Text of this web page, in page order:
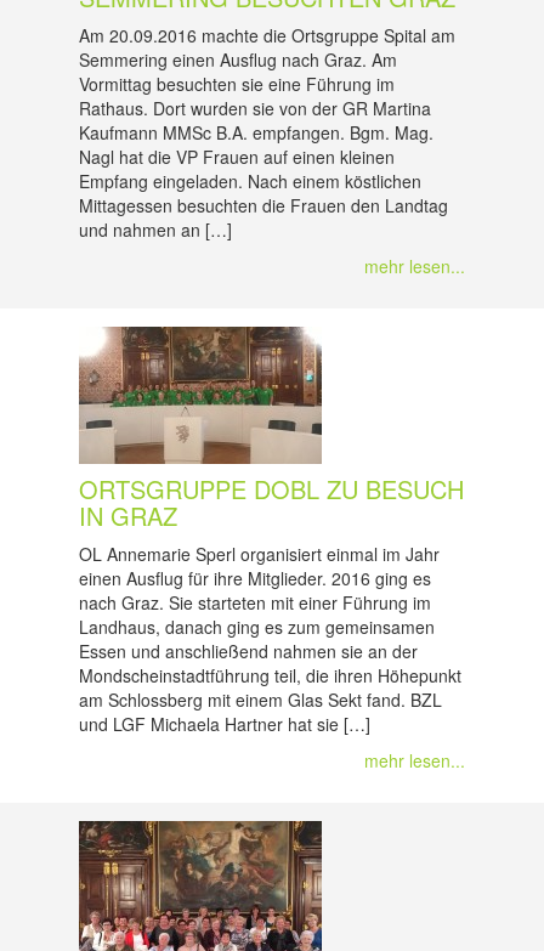
Am 20.09.2016 machte die Ortsgruppe Spital am
Semmering einen Ausflug nach Graz. Am
Vormittag besuchten sie eine Führung im
Rathaus. Dort wurden sie von der GR Martina
Kaufmann MMSc B.A. empfangen. Bgm. Mag.
Nagl hat die VP Frauen auf einen kleinen
Empfang eingeladen. Nach einem köstlichen
Mittagessen besuchten die Frauen den Landtag
und nahmen an […]
mehr lesen...
ORTSGRUPPE DOBL ZU BESUCH
IN GRAZ
OL Annemarie Sperl organisiert einmal im Jahr
einen Ausflug für ihre Mitglieder. 2016 ging es
nach Graz. Sie starteten mit einer Führung im
Landhaus, danach ging es zum gemeinsamen
Essen und anschließend nahmen sie an der
Mondscheinstadtführung teil, die ihren Höhepunkt
am Schlossberg mit einem Glas Sekt fand. BZL
und LGF Michaela Hartner hat sie […]
mehr lesen...